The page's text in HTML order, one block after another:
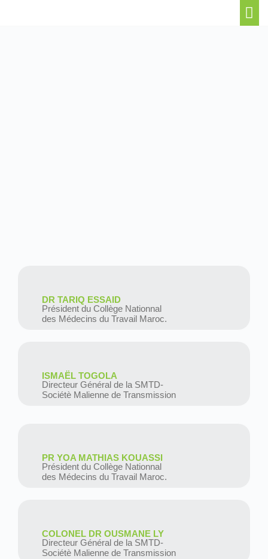
DR TARIQ ESSAID
Président du Collège Nationnal
des Médecins du Travail Maroc.
ISMAËL TOGOLA
Directeur Général de la SMTD-
Sociétè Malienne de Transmission
PR YOA MATHIAS KOUASSI
Président du Collège Nationnal
des Médecins du Travail Maroc.
COLONEL DR OUSMANE LY
Directeur Général de la SMTD-
Sociétè Malienne de Transmission